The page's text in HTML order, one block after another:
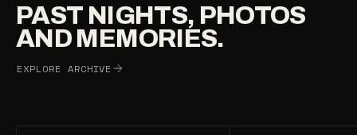
PAST NIGHTS, PHOTOS
AND MEMORIES.
EXPLORE ARCHIVE